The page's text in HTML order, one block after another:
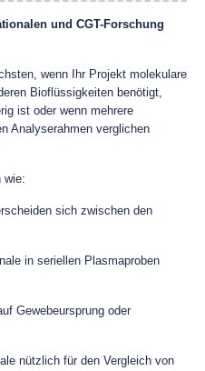
und CGT-Forschung
wenn Ihr Projekt molekulare
Bioflüssigkeiten benötigt,
ist oder wenn mehrere
Analyserahmen verglichen
wie:
sich zwischen den
in seriellen Plasmaproben
Gewebeursprung oder
nützlich für den Vergleich von